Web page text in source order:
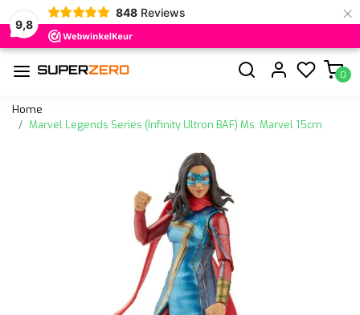
9,8
848 Reviews ×
0
Home
Marvel Legends Series (Infinity Ultron BAF) Ms. Marvel 15cm